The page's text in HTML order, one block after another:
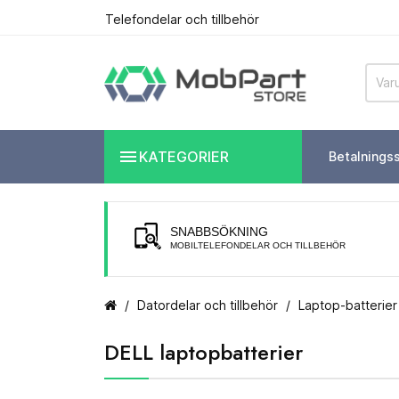
Telefondelar och tillbehör
 KATEGORIER
SNABBSÖKNING
MOBILTELEFONDELAR OCH TILLBEHÖR
Datordelar och tillbehör Laptop-batterier
DELL laptopbatterier